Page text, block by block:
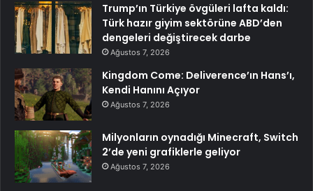
Trump’ın Türkiye övgüleri lafta kaldı:
Türk hazır giyim sektörüne ABD’den
dengeleri değiştirecek darbe
Ağustos 7, 2026
Kingdom Come: Deliverence’ın Hans’ı,
Kendi Hanını Açıyor
Ağustos 7, 2026
Milyonların oynadığı Minecraft, Switch
2’de yeni grafiklerle geliyor
Ağustos 7, 2026